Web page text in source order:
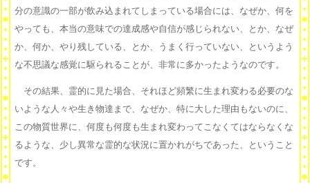
分の意識の一部が飲み込まれてしまっている場合には、なぜか、何を
やっても、本当の意味での達成感や自信が感じられない、とか、なぜ
か、何か、やり残している、とか、うまく行っていない、というよう
な不思議な感覚に駆られることが、非常に多かったようなのです。
その結果、霊的に見た場合、それほど頻繁に生まれ変わる必要のな
いような人々や生き物達まで、なぜか、特に大した理由もないのに、
この物質世界に、何度も何度も生まれ変わってこなくてはならなくな
るような、少し異常な霊的な状況に置かれがちであった、ということ
です。